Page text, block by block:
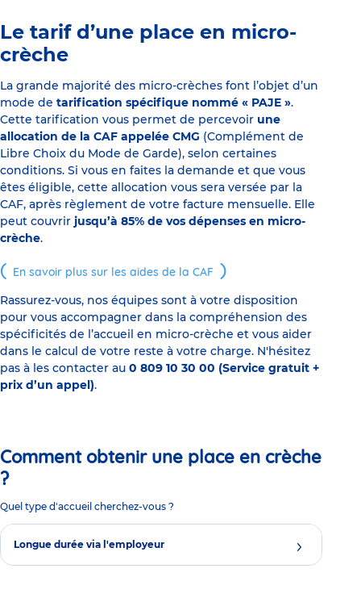
Le tarif d’une place en micro-
crèche
La grande majorité des micro-crèches font l’objet d’un
mode de tarification spécifique nommé « PAJE ».
Cette tarification vous permet de percevoir une
allocation de la CAF appelée CMG (Complément de
Libre Choix du Mode de Garde), selon certaines
conditions. Si vous en faites la demande et que vous
êtes éligible, cette allocation vous sera versée par la
CAF, après règlement de votre facture mensuelle. Elle
peut couvrir jusqu’à 85% de vos dépenses en micro-
crèche.
En savoir plus sur les aides de la CAF
Rassurez-vous, nos équipes sont à votre disposition
pour vous accompagner dans la compréhension des
spécificités de l’accueil en micro-crèche et vous aider
dans le calcul de votre reste à votre charge. N'hésitez
pas à les contacter au 0 809 10 30 00 (Service gratuit +
prix d’un appel).
Comment obtenir une place en crèche
?
Quel type d'accueil cherchez-vous ?
Longue durée via l'employeur